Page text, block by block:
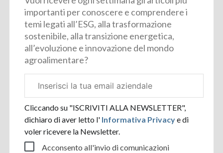
importanti per conoscere e comprendere i
temi legati all’ESG, alla trasformazione
sostenibile, alla transizione energetica,
all’evoluzione e innovazione del mondo
agroalimentare?
aziendale
Cliccando su "ISCRIVITI ALLA NEWSLETTER",
dichiaro di aver letto l' Informativa Privacye di
voler ricevere la Newsletter.
Acconsento all'invio di comunicazioni